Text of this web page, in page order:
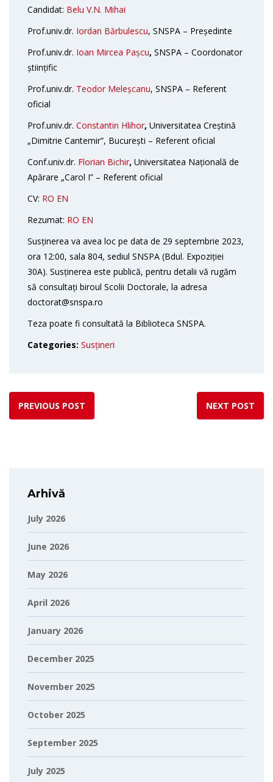
Candidat: Belu V.N. Mihai
Prof.univ.dr. Iordan Bărbulescu, SNSPA – Președinte
Prof.univ.dr. Ioan Mircea Pașcu, SNSPA – Coordonator
științific
Prof.univ.dr. Teodor Meleșcanu, SNSPA – Referent
oficial
Prof.univ.dr. Constantin Hlihor, Universitatea Creștină
„Dimitrie Cantemir”, București – Referent oficial
Conf.univ.dr. Florian Bichir, Universitatea Națională de
Apărare „Carol I” – Referent oficial
CV: RO EN
Rezumat: RO EN
Susținerea va avea loc pe data de 29 septembrie 2023,
ora 12:00, sala 804, sediul SNSPA (Bdul. Expoziției
30A). Susținerea este publică, pentru detalii vă rugăm
să consultați biroul Scolii Doctorale, la adresa
doctorat@snspa.ro
Teza poate fi consultată la Biblioteca SNSPA.
Categories: Susțineri
PREVIOUS POST NEXT POST
Arhivă
July 2026
June 2026
May 2026
April 2026
January 2026
December 2025
November 2025
October 2025
September 2025
July 2025